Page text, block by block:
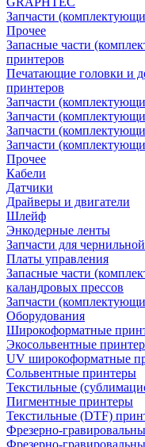
Запчасти
Прочее
Запасные части
принтеров
Печатающие головки и
принтеров
Запчасти
Запчасти
Запчасти
Запчасти
Прочее
Кабели
Датчики
Драйверы и двигатели
Шлейф
Энкодерные ленты
Запчасти для
Платы управления
Запасные части
каландровых прессов
Запчасти
Оборудования
Широкоформатные
Экосольвентные
UV широкоформатные
Сольвентные принтеры
Текстильные
Пигментные принтеры
Текстильные (DTF)
Фрезерно-
Фрезерно-